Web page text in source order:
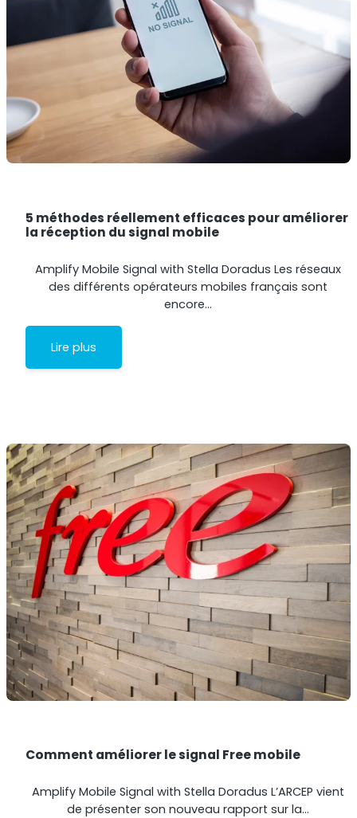
5 méthodes réellement efficaces pour améliorer
la réception du signal mobile
Amplify Mobile Signal with Stella Doradus Les réseaux
des différents opérateurs mobiles français sont
encore…
Lire plus
Comment améliorer le signal Free mobile
Amplify Mobile Signal with Stella Doradus L’ARCEP vient
de présenter son nouveau rapport sur la…